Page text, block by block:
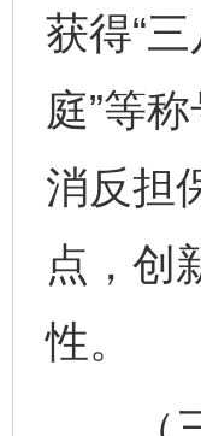
获得“
庭”等
消反担
点，创
性。